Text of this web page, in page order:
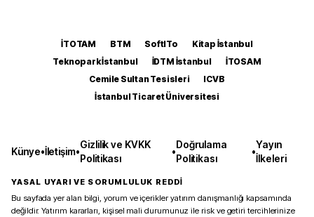
İTOTAM BTM SoftITo
Kitap İstanbul
Teknopark İstanbul
İDTM İstanbul
İTOSAM
Cemile Sultan Tesisleri
ICVB
İstanbul Ticaret Üniversitesi
Künye•İletişim•
Gizlilik ve KVKK
Politikası
•
Doğrulama
Politikası
•
Yayın
İlkeleri
YASAL UYARI VE SORUMLULUK REDDİ
Bu sayfada yer alan bilgi, yorum ve içerikler yatırım danışmanlığı kapsamında
değildir. Yatırım kararları, kişisel mali durumunuz ile risk ve getiri tercihlerinize